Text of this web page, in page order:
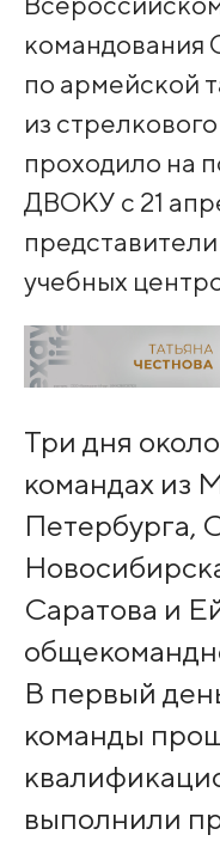
командования
по армейской
из
проходило на
ДВОКУ с 21
учебных
Три дня
командах из
Петербурга,
Саратова и
В первый
команды
выполнили